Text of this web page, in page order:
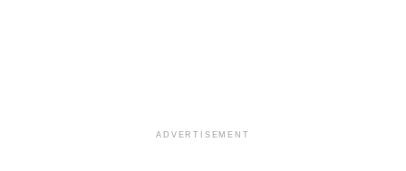
ADVERTISEMENT